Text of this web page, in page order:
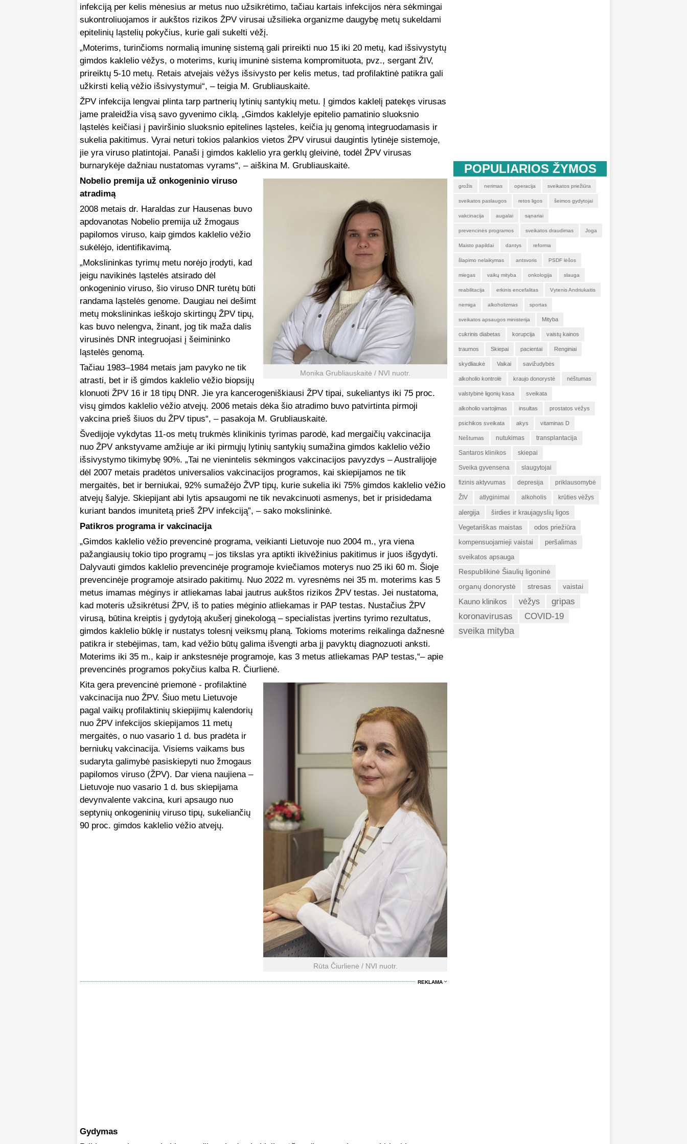
infekciją per kelis mėnesius ar metus nuo užsikrėtimo, tačiau kartais infekcijos nėra sėkmingai
sukontroliuojamos ir aukštos rizikos ŽPV virusai užsilieka organizme daugybę metų sukeldami
epitelinių ląstelių pokyčius, kurie gali sukelti vėžį.
„Moterims, turinčioms normalią imuninę sistemą gali prireikti nuo 15 iki 20 metų, kad išsivystytų
gimdos kaklelio vėžys, o moterims, kurių imuninė sistema kompromituota, pvz., sergant ŽIV,
prireiktų 5-10 metų. Retais atvejais vėžys išsivysto per kelis metus, tad profilaktinė patikra gali
užkirsti kelią vėžio išsivystymui“, – teigia M. Grubliauskaitė.
ŽPV infekcija lengvai plinta tarp partnerių lytinių santykių metu. Į gimdos kaklelį patekęs virusas
jame praleidžia visą savo gyvenimo ciklą. „Gimdos kaklelyje epitelio pamatinio sluoksnio
ląstelės keičiasi į paviršinio sluoksnio epitelines ląsteles, keičia jų genomą integruodamasis ir
sukelia pakitimus. Vyrai neturi tokios palankios vietos ŽPV virusui daugintis lytinėje sistemoje,
jie yra viruso platintojai. Panaši į gimdos kaklelio yra gerklų gleivinė, todėl ŽPV virusas
burnarykėje dažniau nustatomas vyrams“, – aiškina M. Grubliauskaitė.
Monika Grubliauskaitė / NVI nuotr.
Nobelio premija už onkogeninio viruso
atradimą
2008 metais dr. Haraldas zur Hausenas buvo
apdovanotas Nobelio premija už žmogaus
papilomos viruso, kaip gimdos kaklelio vėžio
sukėlėjo, identifikavimą.
„Mokslininkas tyrimų metu norėjo įrodyti, kad
jeigu navikinės ląstelės atsirado dėl
onkogeninio viruso, šio viruso DNR turėtų būti
randama ląstelės genome. Daugiau nei dešimt
metų mokslininkas ieškojo skirtingų ŽPV tipų,
kas buvo nelengva, žinant, jog tik maža dalis
virusinės DNR integruojasi į šeimininko
ląstelės genomą.
Tačiau 1983–1984 metais jam pavyko ne tik
atrasti, bet ir iš gimdos kaklelio vėžio biopsijų
klonuoti ŽPV 16 ir 18 tipų DNR. Jie yra kancerogeniškiausi ŽPV tipai, sukeliantys iki 75 proc.
visų gimdos kaklelio vėžio atvejų. 2006 metais dėka šio atradimo buvo patvirtinta pirmoji
vakcina prieš šiuos du ŽPV tipus“, – pasakoja M. Grubliauskaitė.
Švedijoje vykdytas 11-os metų trukmės klinikinis tyrimas parodė, kad mergaičių vakcinacija
nuo ŽPV ankstyvame amžiuje ar iki pirmųjų lytinių santykių sumažina gimdos kaklelio vėžio
išsivystymo tikimybę 90%. „Tai ne vienintelis sėkmingos vakcinacijos pavyzdys – Australijoje
dėl 2007 metais pradėtos universalios vakcinacijos programos, kai skiepijamos ne tik
mergaitės, bet ir berniukai, 92% sumažėjo ŽVP tipų, kurie sukelia iki 75% gimdos kaklelio vėžio
atvejų šalyje. Skiepijant abi lytis apsaugomi ne tik nevakcinuoti asmenys, bet ir prisidedama
kuriant bandos imunitetą prieš ŽPV infekciją”, – sako mokslininkė.
Patikros programa ir vakcinacija
„Gimdos kaklelio vėžio prevencinė programa, veikianti Lietuvoje nuo 2004 m., yra viena
pažangiausių tokio tipo programų – jos tikslas yra aptikti ikivėžinius pakitimus ir juos išgydyti.
Dalyvauti gimdos kaklelio prevencinėje programoje kviečiamos moterys nuo 25 iki 60 m. Šioje
prevencinėje programoje atsirado pakitimų. Nuo 2022 m. vyresnėms nei 35 m. moterims kas 5
metus imamas mėginys ir atliekamas labai jautrus aukštos rizikos ŽPV testas. Jei nustatoma,
kad moteris užsikrėtusi ŽPV, iš to paties mėginio atliekamas ir PAP testas. Nustačius ŽPV
virusą, būtina kreiptis į gydytoją akušerį ginekologą – specialistas įvertins tyrimo rezultatus,
gimdos kaklelio būklę ir nustatys tolesnį veiksmų planą. Tokioms moterims reikalinga dažnesnė
patikra ir stebėjimas, tam, kad vėžio būtų galima išvengti arba jį pavyktų diagnozuoti anksti.
Moterims iki 35 m., kaip ir ankstesnėje programoje, kas 3 metus atliekamas PAP testas,“– apie
prevencinės programos pokyčius kalba R. Čiurlienė.
Rūta Čiurlienė / NVI nuotr.
Kita gera prevencinė priemonė - profilaktinė
vakcinacija nuo ŽPV. Šiuo metu Lietuvoje
pagal vaikų profilaktinių skiepijimų kalendorių
nuo ŽPV infekcijos skiepijamos 11 metų
mergaitės, o nuo vasario 1 d. bus pradėta ir
berniukų vakcinacija. Visiems vaikams bus
sudaryta galimybė pasiskiepyti nuo žmogaus
papilomos viruso (ŽPV). Dar viena naujiena –
Lietuvoje nuo vasario 1 d. bus skiepijama
devynvalente vakcina, kuri apsaugo nuo
septynių onkogeninių viruso tipų, sukeliančių
90 proc. gimdos kaklelio vėžio atvejų.
REKLAMA
Gydymas
POPULIARIOS ŽYMOS
grožis nerimas operacija sveikatos priežiūra
sveikatos paslaugos retos ligos šeimos gydytojai
vakcinacija augalai sąnariai
prevencinės programos sveikatos draudimas Joga
Maisto papildai dantys reforma
šlapimo nelaikymas antsvoris PSDF lėšos
miegas vaikų mityba onkologija slauga
reabilitacija erkinis encefalitas Vytenis Andriukaitis
nemiga alkoholizmas sportas
sveikatos apsaugos ministerija Mityba
cukrinis diabetas korupcija vaistų kainos
traumos Skiepai pacientai Renginiai
skydliaukė Vaikai savižudybės
alkoholio kontrolė kraujo donorystė nėštumas
valstybinė ligonių kasa sveikata
alkoholio vartojimas insultas prostatos vėžys
psichikos sveikata akys vitaminas D
Nėštumas nutukimas transplantacija
Santaros klinikos skiepai
Sveika gyvensena slaugytojai
fizinis aktyvumas depresija priklausomybė
ŽIV atlyginimai alkoholis krūties vėžys
alergija
širdies ir kraujagyslių ligos
Vegetariškas maistas
odos priežiūra
kompensuojamieji vaistai
peršalimas
sveikatos apsauga
Respublikinė Šiaulių ligoninė
organų donorystė
stresas vaistai
Kauno klinikos vėžys
gripas
koronavirusas
COVID-19
sveika mityba